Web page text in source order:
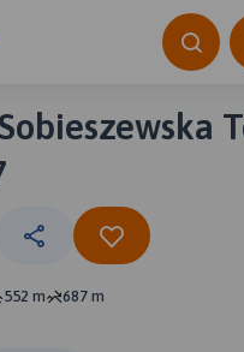
552 m 687 m